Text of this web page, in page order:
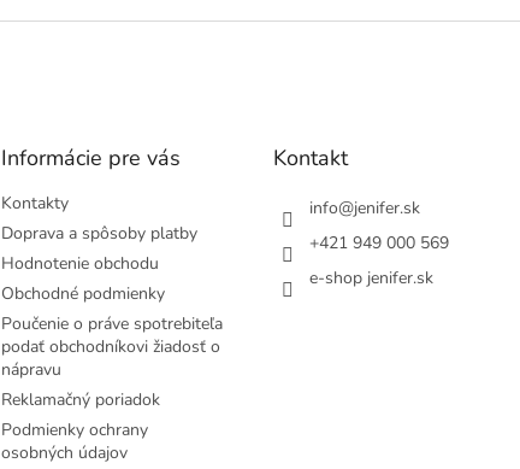
Informácie pre vás
Kontakty
Doprava a spôsoby platby
Hodnotenie obchodu
Obchodné podmienky
Poučenie o práve spotrebiteľa
podať obchodníkovi žiadosť o
nápravu
Reklamačný poriadok
Podmienky ochrany
osobných údajov
Kontakt
info@jenifer.sk
+421 949 000 569
e-shop jenifer.sk